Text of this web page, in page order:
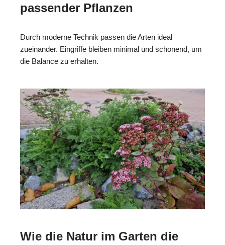
passender Pflanzen
Durch moderne Technik passen die Arten ideal
zueinander. Eingriffe bleiben minimal und schonend, um
die Balance zu erhalten.
Wie die Natur im Garten die